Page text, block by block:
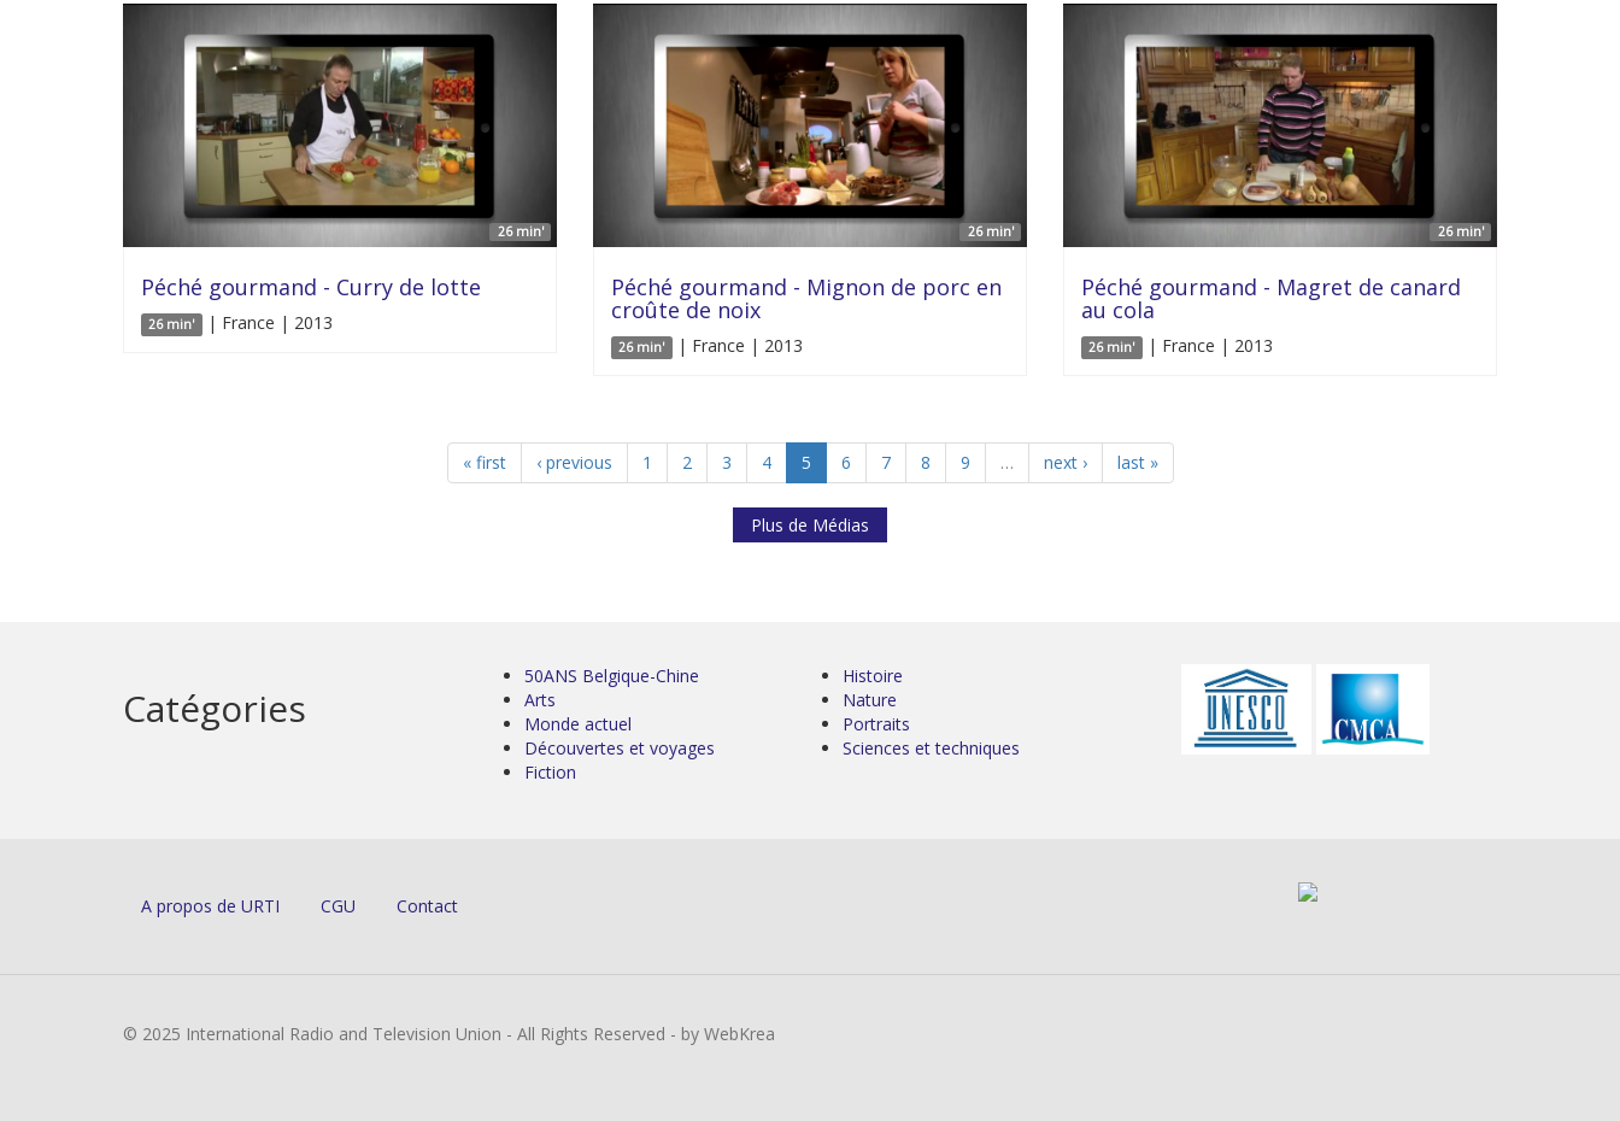
26 min'
Péché gourmand - Curry de lotte
26 min' | France | 2013
26 min'
Péché gourmand - Mignon de porc en
croûte de noix
26 min' | France | 2013
26 min'
Péché gourmand - Magret de canard
au cola
26 min' | France | 2013
« first ‹ previous 1 2 3 4 5 6 7 8 9 … next › last »
Plus de Médias
Catégories
50ANS Belgique-Chine
Arts
Monde actuel
Découvertes et voyages
Fiction
Histoire
Nature
Portraits
Sciences et techniques
A propos de URTI CGU Contact
© 2025 International Radio and Television Union - All Rights Reserved - by WebKrea